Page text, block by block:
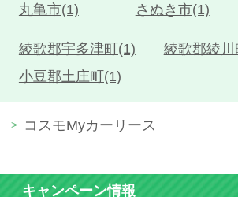
丸亀市(1)
さぬき市(1)
綾歌郡宇多津町(1)
綾歌郡綾川
小豆郡土庄町(1)
コスモMyカーリース
キャンペーン情報